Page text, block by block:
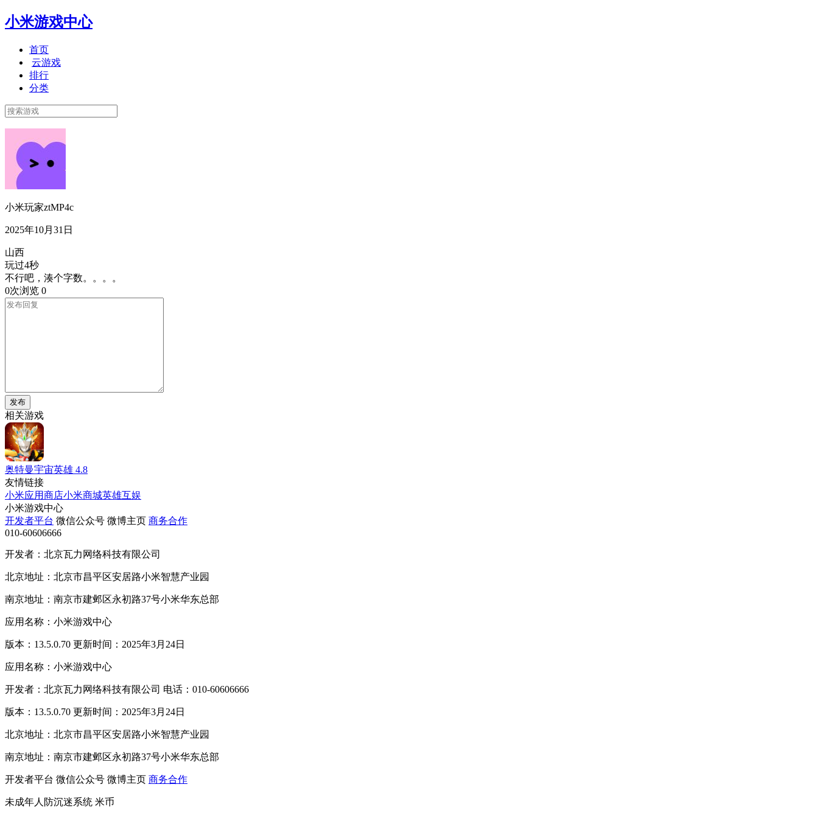
小米游戏中心
首页
云游戏
排行
分类
小米玩家ztMP4c
2025年10月31日
山西
玩过4秒
不行吧，湊个字数。。。。
0次浏览 0
发布
相关游戏
奥特曼宇宙英雄 4.8
友情链接
小米应用商店小米商城英雄互娱
小米游戏中心
开发者平台 微信公众号 微博主页 商务合作
010-60606666
开发者：北京瓦力网络科技有限公司
北京地址：北京市昌平区安居路小米智慧产业园
南京地址：南京市建邺区永初路37号小米华东总部
应用名称：小米游戏中心
版本：13.5.0.70 更新时间：2025年3月24日
应用名称：小米游戏中心
开发者：北京瓦力网络科技有限公司 电话：010-60606666
版本：13.5.0.70 更新时间：2025年3月24日
北京地址：北京市昌平区安居路小米智慧产业园
南京地址：南京市建邺区永初路37号小米华东总部
开发者平台 微信公众号 微博主页 商务合作
未成年人防沉迷系统 米币